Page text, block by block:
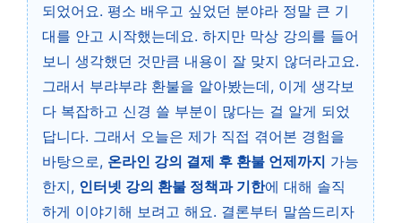
되었어요. 평소 배우고 싶었던 분야라 정말 큰 기
대를 안고 시작했는데요. 하지만 막상 강의를 들어
보니 생각했던 것만큼 내용이 잘 맞지 않더라고요.
그래서 부랴부랴 환불을 알아봤는데, 이게 생각보
다 복잡하고 신경 쓸 부분이 많다는 걸 알게 되었
답니다. 그래서 오늘은 제가 직접 겪어본 경험을
바탕으로, 온라인 강의 결제 후 환불 언제까지 가능
한지, 인터넷 강의 환불 정책과 기한에 대해 솔직
하게 이야기해 보려고 해요. 결론부터 말씀드리자